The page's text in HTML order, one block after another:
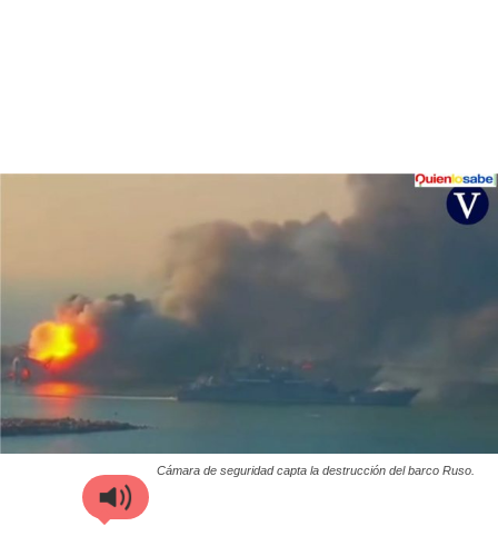
Cámara de seguridad capta la destrucción del barco Ruso.